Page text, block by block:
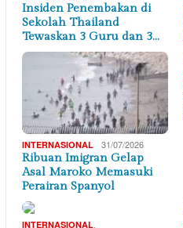
Insiden Penembakan di
Sekolah Thailand
Tewaskan 3 Guru dan 3…
INTERNASIONAL 31/07/2026
Ribuan Imigran Gelap
Asal Maroko Memasuki
Perairan Spanyol
INTERNASIONAL